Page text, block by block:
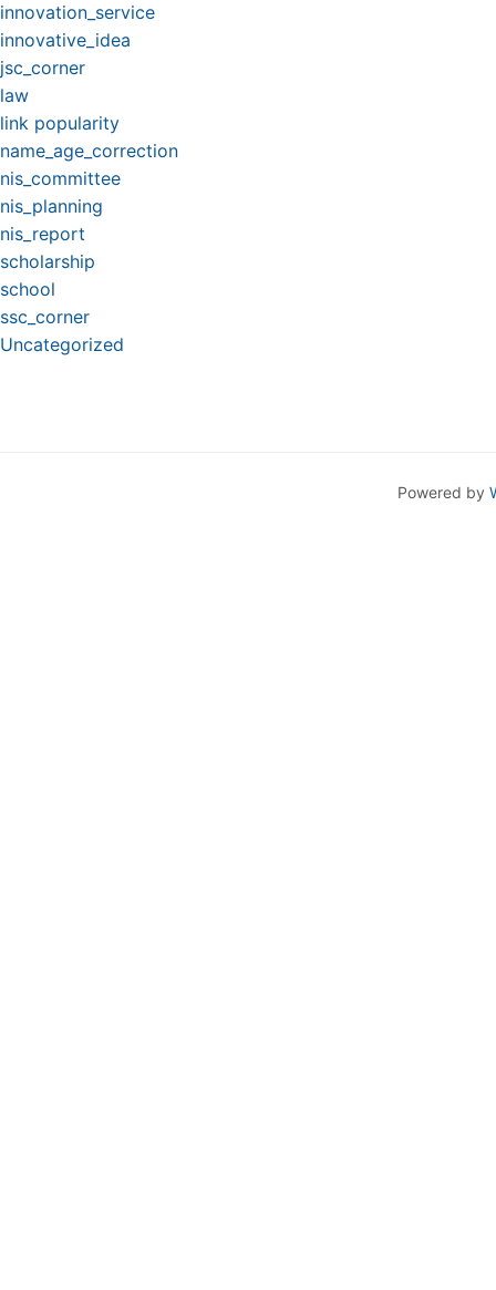
innovation_service
innovative_idea
jsc_corner
law
link popularity
name_age_correction
nis_committee
nis_planning
nis_report
scholarship
school
ssc_corner
Uncategorized
Powered by